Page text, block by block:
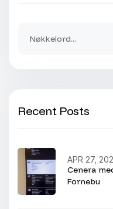
Recent Posts
Cenera
Fornebu
APR 27,